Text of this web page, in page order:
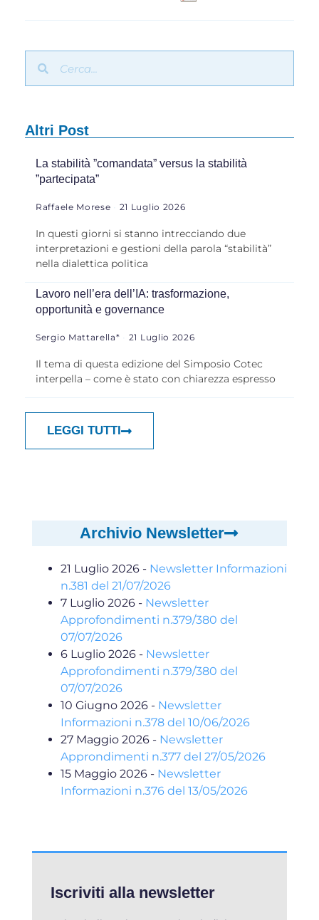
Altri Post
La stabilità ”comandata” versus la stabilità
”partecipata”
Raffaele Morese 21 Luglio 2026
In questi giorni si stanno intrecciando due
interpretazioni e gestioni della parola “stabilità”
nella dialettica politica
Lavoro nell’era dell’IA: trasformazione,
opportunità e governance
Sergio Mattarella* 21 Luglio 2026
Il tema di questa edizione del Simposio Cotec
interpella – come è stato con chiarezza espresso
LEGGI TUTTI
Archivio Newsletter
21 Luglio 2026 - Newsletter Informazioni
n.381 del 21/07/2026
7 Luglio 2026 - Newsletter
Approfondimenti n.379/380 del
07/07/2026
6 Luglio 2026 - Newsletter
Approfondimenti n.379/380 del
07/07/2026
10 Giugno 2026 - Newsletter
Informazioni n.378 del 10/06/2026
27 Maggio 2026 - Newsletter
Approndimenti n.377 del 27/05/2026
15 Maggio 2026 - Newsletter
Informazioni n.376 del 13/05/2026
Iscriviti alla newsletter